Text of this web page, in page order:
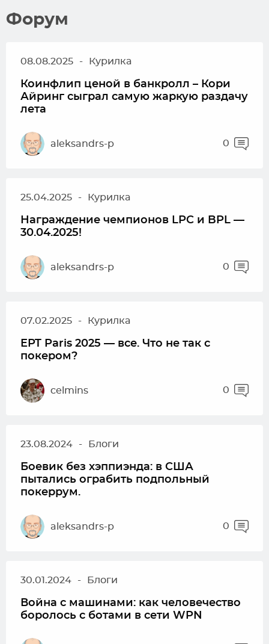
Форум
08.08.2025 - Курилка
Коинфлип ценой в банкролл – Кори
Айринг сыграл самую жаркую раздачу
лета
aleksandrs-p 0
25.04.2025 - Курилка
Награждение чемпионов LPC и BPL —
30.04.2025!
aleksandrs-p 0
07.02.2025 - Курилка
EPT Paris 2025 — все. Что не так с
покером?
celmins 0
23.08.2024 - Блоги
Боевик без хэппиэнда: в США
пытались ограбить подпольный
покеррум.
aleksandrs-p 0
30.01.2024 - Блоги
Война с машинами: как человечество
боролось с ботами в сети WPN